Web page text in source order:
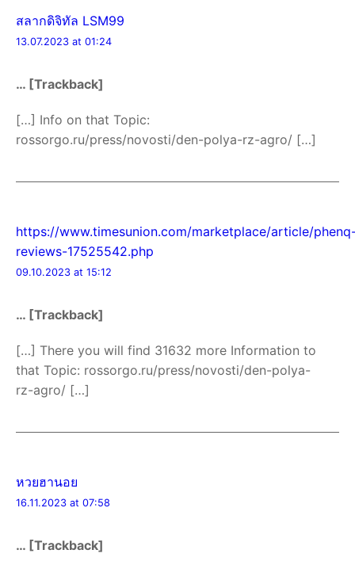
สลากดิจิทัล LSM99
13.07.2023 at 01:24
… [Trackback]
[…] Info on that Topic:
rossorgo.ru/press/novosti/den-polya-rz-agro/ […]
https://www.timesunion.com/marketplace/article/
reviews-17525542.php
09.10.2023 at 15:12
… [Trackback]
[…] There you will find 31632 more Information to
that Topic: rossorgo.ru/press/novosti/den-polya-
rz-agro/ […]
หวยฮานอย
16.11.2023 at 07:58
… [Trackback]